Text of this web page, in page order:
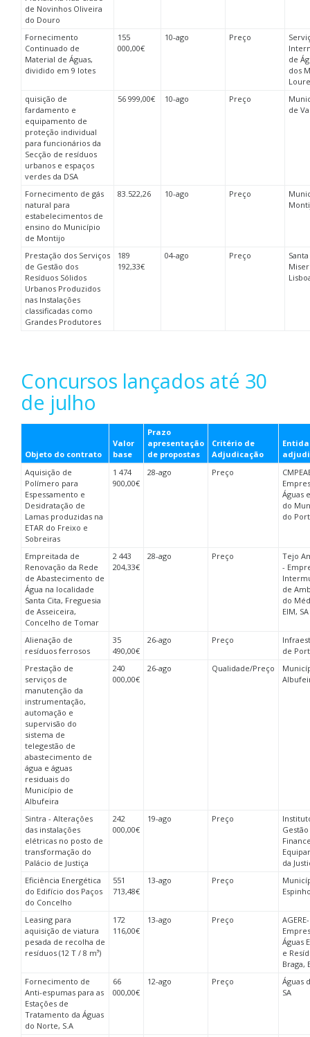
de Novinhos Oliveira
do Douro
Fornecimento
Continuado de
Material de Águas,
dividido em 9 lotes
155
000,00€
10-ago Preço
de
dos
quisição de
fardamento e
equipamento de
proteção individual
para funcionários da
Secção de resíduos
urbanos e espaços
verdes da DSA
56 999,00€ 10-ago Preço
de
Fornecimento de gás
natural para
estabelecimentos de
ensino do Município
de Montijo
83.522,26 10-ago Preço
Prestação dos Serviços
de Gestão dos
Resíduos Sólidos
Urbanos Produzidos
nas Instalações
classificadas como
Grandes Produtores
189
192,33€
04-ago Preço
Concursos lançados até 30
de julho
Objeto do contrato
Valor
base
Prazo
apresentação
de propostas
Critério de
Adjudicação
Aquisição de
Polímero para
Espessamento e
Desidratação de
Lamas produzidas na
ETAR do Freixo e
Sobreiras
1 474
900,00€
28-ago Preço
Águas
do
do
Empreitada de
Renovação da Rede
de Abastecimento de
Água na localidade
Santa Cita, Freguesia
de Asseiceira,
Concelho de Tomar
2 443
204,33€
28-ago Preço
Tejo
-
de
do
EIM, SA
Alienação de
resíduos ferrosos
35
490,00€
26-ago Preço
de
Prestação de
serviços de
manutenção da
instrumentação,
automação e
supervisão do
sistema de
telegestão de
abastecimento de
água e águas
residuais do
Município de
Albufeira
240
000,00€
26-ago Qualidade/Preço
Sintra - Alterações
das instalações
elétricas no posto de
transformação do
Palácio de Justiça
242
000,00€
19-ago Preço
Gestão
da
Eficiência Energética
do Edifício dos Paços
do Concelho
551
713,48€
13-ago Preço
Leasing para
aquisição de viatura
pesada de recolha de
resíduos (12 T / 8 m³)
172
116,00€
13-ago Preço
AGERE-
Águas
e
Braga,
Fornecimento de
Anti-espumas para as
Estações de
Tratamento da Águas
do Norte, S.A
66
000,00€
12-ago Preço
Águas
SA